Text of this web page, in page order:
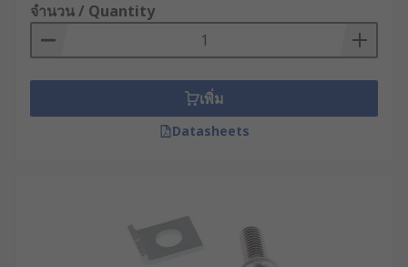
จำนวน / Quantity
เพิ่ม
Datasheets